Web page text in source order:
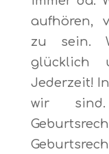
aufhören,
zu sein.
glücklich
Jederzeit!
wir